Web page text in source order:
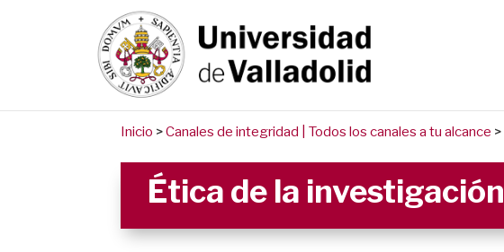
Inicio >Canales de integridad | Todos los canales a tu alcance >
Ética de la investigación